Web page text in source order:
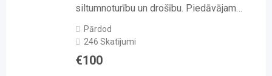
siltumnoturību un drošību. Piedāvājam…
Pārdod
246 Skatījumi
€100